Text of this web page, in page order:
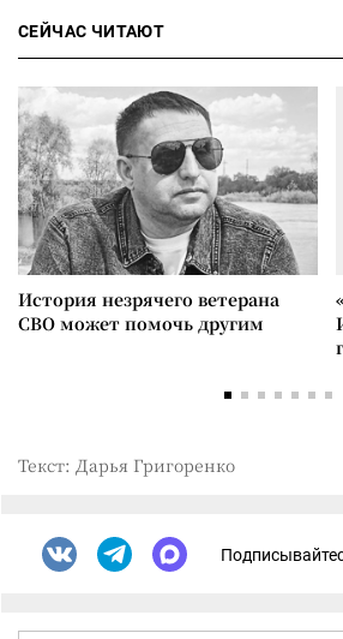
СЕЙЧАС ЧИТАЮТ
История незрячего ветерана
СВО может помочь другим
Текст: Дарья Григоренко